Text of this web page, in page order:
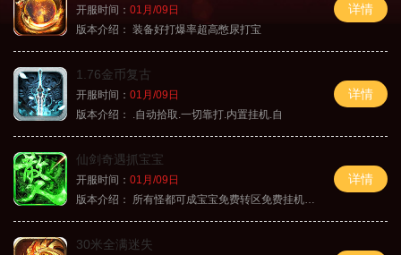
开服时间： 01月/09日
版本介绍： 装备好打爆率超高憋尿打宝
详情
1.76金币复古
开服时间： 01月/09日
版本介绍：
.自动拾取.一切靠打.内置挂机.自
详情
仙剑奇遇抓宝宝
开服时间： 01月/09日
版本介绍：
所有怪都可成宝宝免费转区免费挂机活动
详情
30米全满迷失